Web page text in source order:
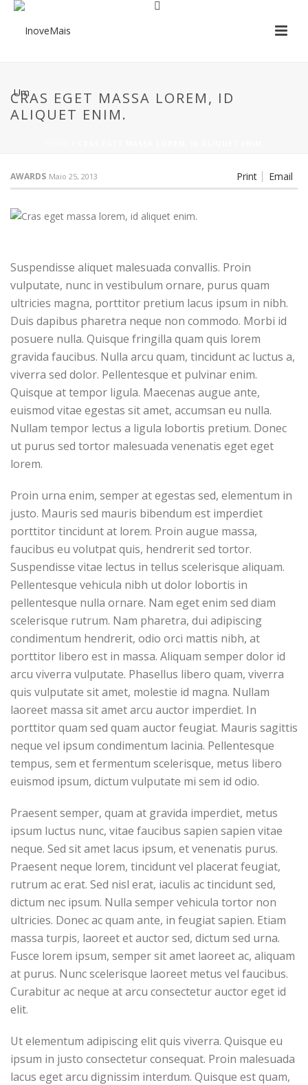
CRAS EGET MASSA LOREM, ID
ALIQUET ENIM.
Print Email
AWARDS Maio 25, 2013
Suspendisse aliquet malesuada convallis. Proin
vulputate, nunc in vestibulum ornare, purus quam
ultricies magna, porttitor pretium lacus ipsum in nibh.
Duis dapibus pharetra neque non commodo. Morbi id
posuere nulla. Quisque fringilla quam quis lorem
gravida faucibus. Nulla arcu quam, tincidunt ac luctus a,
viverra sed dolor. Pellentesque et pulvinar enim.
Quisque at tempor ligula. Maecenas augue ante,
euismod vitae egestas sit amet, accumsan eu nulla.
Nullam tempor lectus a ligula lobortis pretium. Donec
ut purus sed tortor malesuada venenatis eget eget
lorem.
Proin urna enim, semper at egestas sed, elementum in
justo. Mauris sed mauris bibendum est imperdiet
porttitor tincidunt at lorem. Proin augue massa,
faucibus eu volutpat quis, hendrerit sed tortor.
Suspendisse vitae lectus in tellus scelerisque aliquam.
Pellentesque vehicula nibh ut dolor lobortis in
pellentesque nulla ornare. Nam eget enim sed diam
scelerisque rutrum. Nam pharetra, dui adipiscing
condimentum hendrerit, odio orci mattis nibh, at
porttitor libero est in massa. Aliquam semper dolor id
arcu viverra vulputate. Phasellus libero quam, viverra
quis vulputate sit amet, molestie id magna. Nullam
laoreet massa sit amet arcu auctor imperdiet. In
porttitor quam sed quam auctor feugiat. Mauris sagittis
neque vel ipsum condimentum lacinia. Pellentesque
tempus, sem et fermentum scelerisque, metus libero
euismod ipsum, dictum vulputate mi sem id odio.
Praesent semper, quam at gravida imperdiet, metus
ipsum luctus nunc, vitae faucibus sapien sapien vitae
neque. Sed sit amet lacus ipsum, et venenatis purus.
Praesent neque lorem, tincidunt vel placerat feugiat,
rutrum ac erat. Sed nisl erat, iaculis ac tincidunt sed,
dictum nec ipsum. Nulla semper vehicula tortor non
ultricies. Donec ac quam ante, in feugiat sapien. Etiam
massa turpis, laoreet et auctor sed, dictum sed urna.
Fusce lorem ipsum, semper sit amet laoreet ac, aliquam
at purus. Nunc scelerisque laoreet metus vel faucibus.
Curabitur ac neque at arcu consectetur auctor eget id
elit.
Ut elementum adipiscing elit quis viverra. Quisque eu
ipsum in justo consectetur consequat. Proin malesuada
lacus eget arcu dignissim interdum. Quisque est quam,